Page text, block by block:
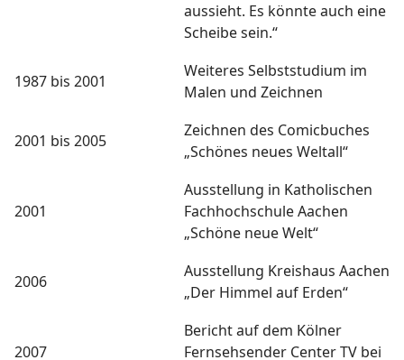
aussieht. Es könnte auch eine
Scheibe sein.“
1987 bis 2001
Weiteres Selbststudium im
Malen und Zeichnen
2001 bis 2005
Zeichnen des Comicbuches
„Schönes neues Weltall“
2001
Ausstellung in Katholischen
Fachhochschule Aachen
„Schöne neue Welt“
2006
Ausstellung Kreishaus Aachen
„Der Himmel auf Erden“
2007
Bericht auf dem Kölner
Fernsehsender Center TV bei